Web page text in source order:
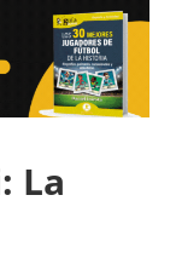
La